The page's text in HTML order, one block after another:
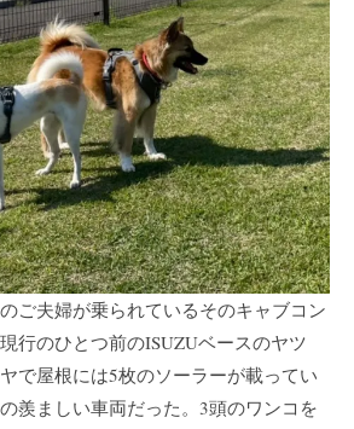
ご夫婦が乗られているそのキャブコン
行のひとつ前のISUZUベースのヤツ
で屋根には5枚のソーラーが載ってい
羨ましい車両だった。3頭のワンコを